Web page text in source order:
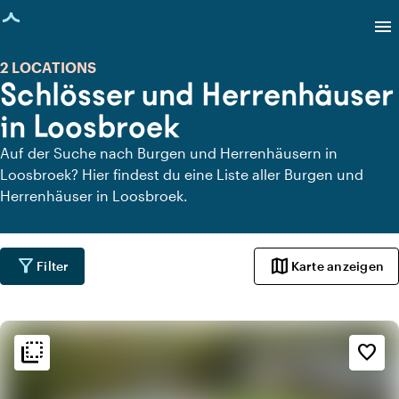
geladen
menu
Schlösser und Herrenhäuser
in Loosbroek
2 LOCATIONS
Auf der Suche nach Burgen und Herrenhäusern in
Loosbroek? Hier findest du eine Liste aller Burgen und
Herrenhäuser in Loosbroek.
filter_alt Filter map Karte anzeigen
flip_to_back favorite_border
flip_to_back Ambiente und Ästhetik
style
Hotel Chic